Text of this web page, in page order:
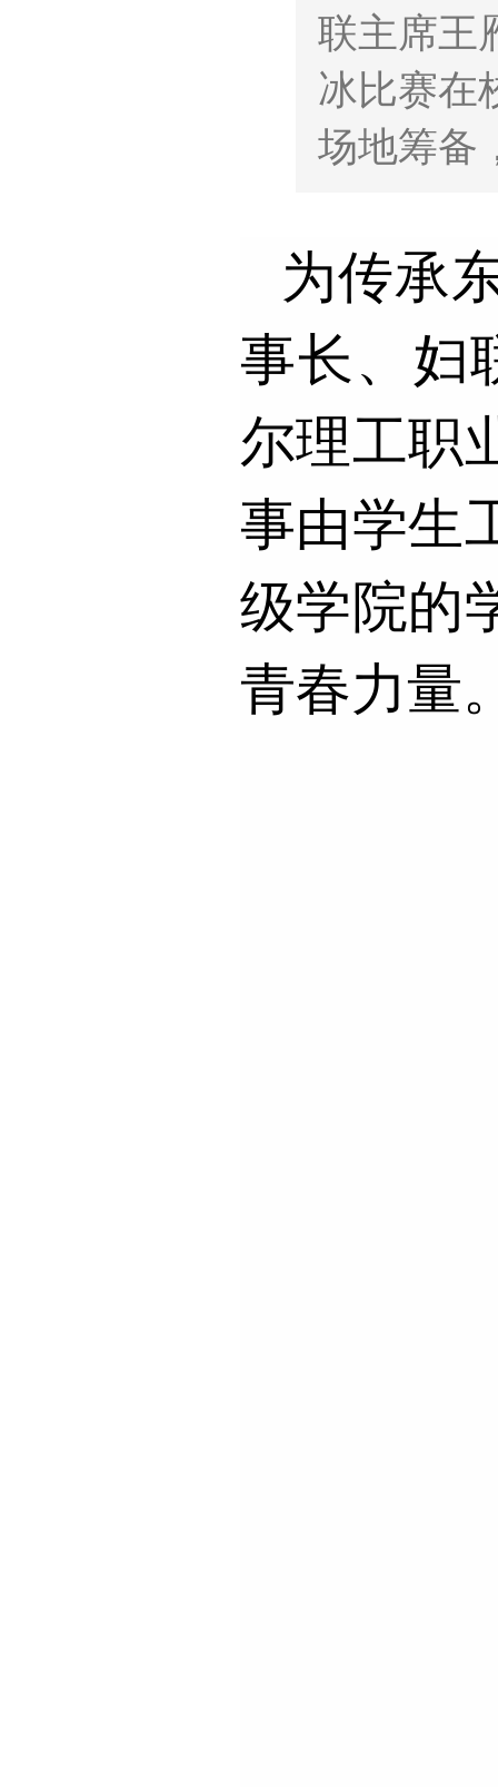
联主席王
冰比赛在
场地筹备
为传承
事长、妇
尔理工职
事由学生
级学院的
青春力量